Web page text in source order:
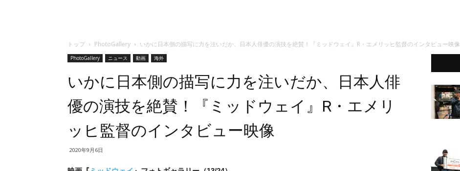
トップ PhotoGallery いかに日本側の描写に力を注いだか、日本人俳優の演技を絶賛！『ミッドウェイ』R・エメリッヒ監督のインタビュー映像
PhotoGallery ニュース 動画 海外
いかに日本側の描写に力を注いだか、日本人俳
優の演技を絶賛！『ミッドウェイ』R・エメリ
ッヒ監督のインタビュー映像
2020年9月6日